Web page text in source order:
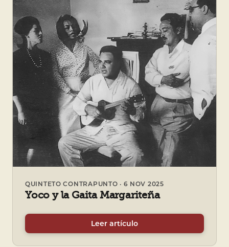
QUINTETO CONTRAPUNTO · 6 NOV 2025
Yoco y la Gaita Margariteña
Leer artículo